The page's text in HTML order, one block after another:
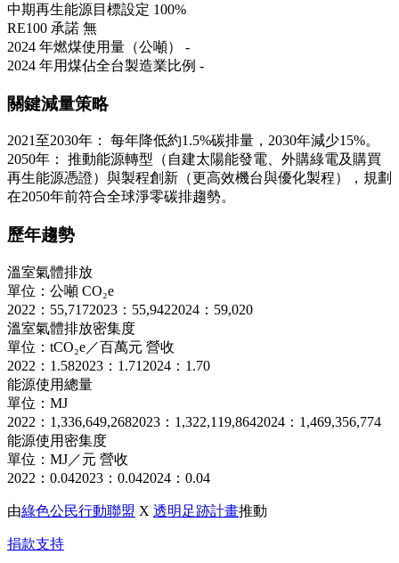
中期再生能源目標設定 100%
RE100 承諾 無
2024 年燃煤使用量（公噸） -
2024 年用煤佔全台製造業比例 -
關鍵減量策略
2021至2030年： 每年降低約1.5%碳排量，2030年減少15%。
2050年： 推動能源轉型（自建太陽能發電、外購綠電及購買
再生能源憑證）與製程創新（更高效機台與優化製程），規劃
在2050年前符合全球淨零碳排趨勢。
歷年趨勢
溫室氣體排放
單位：公噸 CO₂e
2022：55,7172023：55,9422024：59,020
溫室氣體排放密集度
單位：tCO₂e／百萬元 營收
2022：1.582023：1.71 2024：1.70
能源使用總量
單位：MJ
2022：1,336,649,2682023：1,322,119,8642024：1,469,356,774
能源使用密集度
單位：MJ／元 營收
2022：0.042023：0.042024：0.04
由綠色公民行動聯盟 X 透明足跡計畫推動
捐款支持